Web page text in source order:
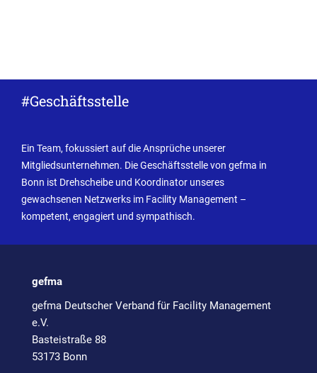
#Geschäftsstelle
Ein Team, fokussiert auf die Ansprüche unserer
Mitgliedsunternehmen. Die Geschäftsstelle von gefma in
Bonn ist Drehscheibe und Koordinator unseres
gewachsenen Netzwerks im Facility Management –
kompetent, engagiert und sympathisch.
gefma
gefma Deutscher Verband für Facility Management
e.V.
Basteistraße 88
53173 Bonn